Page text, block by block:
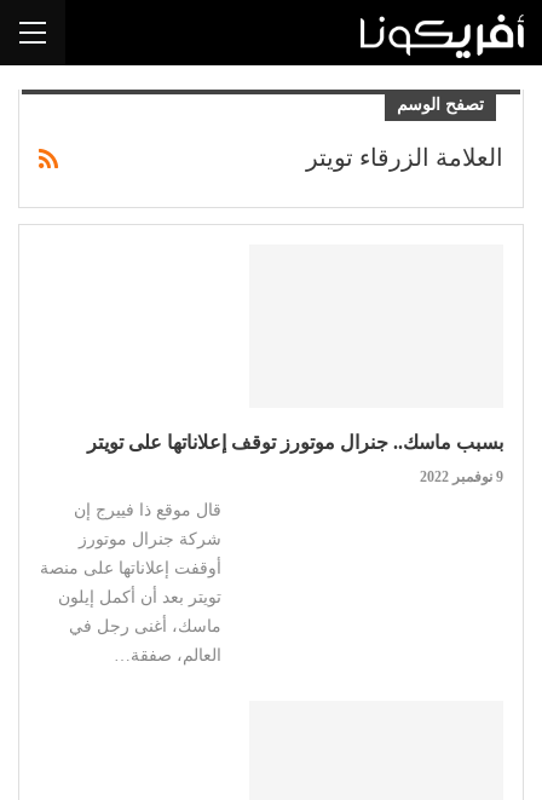
تصفح الوسم
العلامة الزرقاء تويتر
بسبب ماسك.. جنرال موتورز توقف إعلاناتها على تويتر
9 نوفمبر 2022
قال موقع ذا فييرج إن
شركة جنرال موتورز
أوقفت إعلاناتها على منصة
تويتر بعد أن أكمل إيلون
ماسك، أغنى رجل في
العالم، صفقة…